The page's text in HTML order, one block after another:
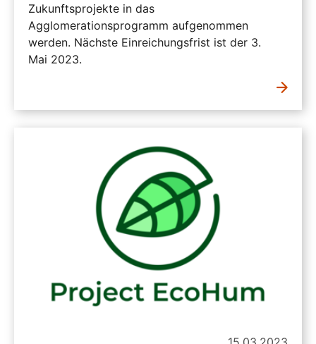
Zukunftsprojekte in das
Agglomerationsprogramm aufgenommen
werden. Nächste Einreichungsfrist ist der 3.
Mai 2023.